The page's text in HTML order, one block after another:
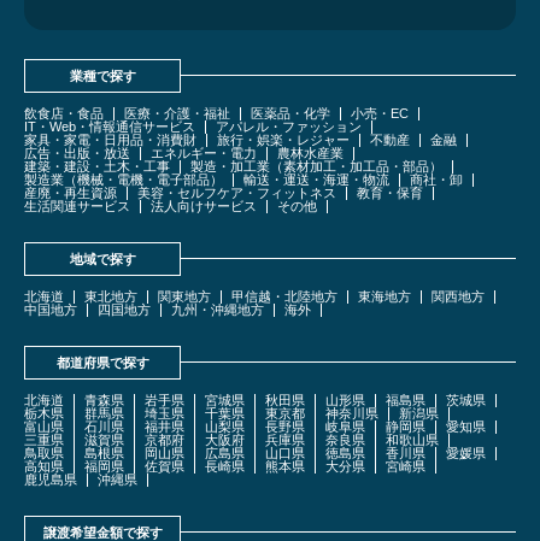
業種で探す
飲食店・食品 医療・介護・福祉 医薬品・化学
小売・EC
IT・Web・情報通信サービス
アパレル・ファッション
家具・家電・日用品・消費財
旅行・娯楽・レジャー 不動産
金融
広告・出版・放送
エネルギー・電力
農林水産業
建築・建設・土木・工事
製造・加工業（素材加工・加工品・部品）
製造業（機械・電機・電子部品）
輸送・運送・海運・物流
商社・卸
産廃・再生資源
美容・セルフケア・フィットネス
教育・保育
生活関連サービス
法人向けサービス その他
地域で探す
北海道 東北地方 関東地方 甲信越・北陸地方 東海地方
関西地方
中国地方
四国地方 九州・沖縄地方 海外
都道府県で探す
北海道 青森県 岩手県 宮城県 秋田県 山形県 福島県
茨城県
栃木県
群馬県 埼玉県 千葉県 東京都 神奈川県
新潟県
富山県
石川県 福井県 山梨県 長野県 岐阜県 静岡県
愛知県
三重県
滋賀県 京都府 大阪府 兵庫県 奈良県
和歌山県
鳥取県
島根県 岡山県 広島県 山口県 徳島県 香川県
愛媛県
高知県
福岡県 佐賀県 長崎県 熊本県 大分県
宮崎県
鹿児島県
沖縄県
譲渡希望金額で探す